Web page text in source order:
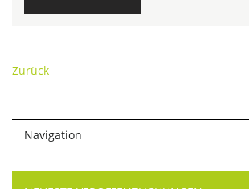
Zurück
Navigation